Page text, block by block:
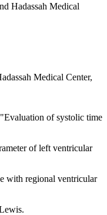
Medical
Medical Center,
of systolic time
of left ventricular
ventricular